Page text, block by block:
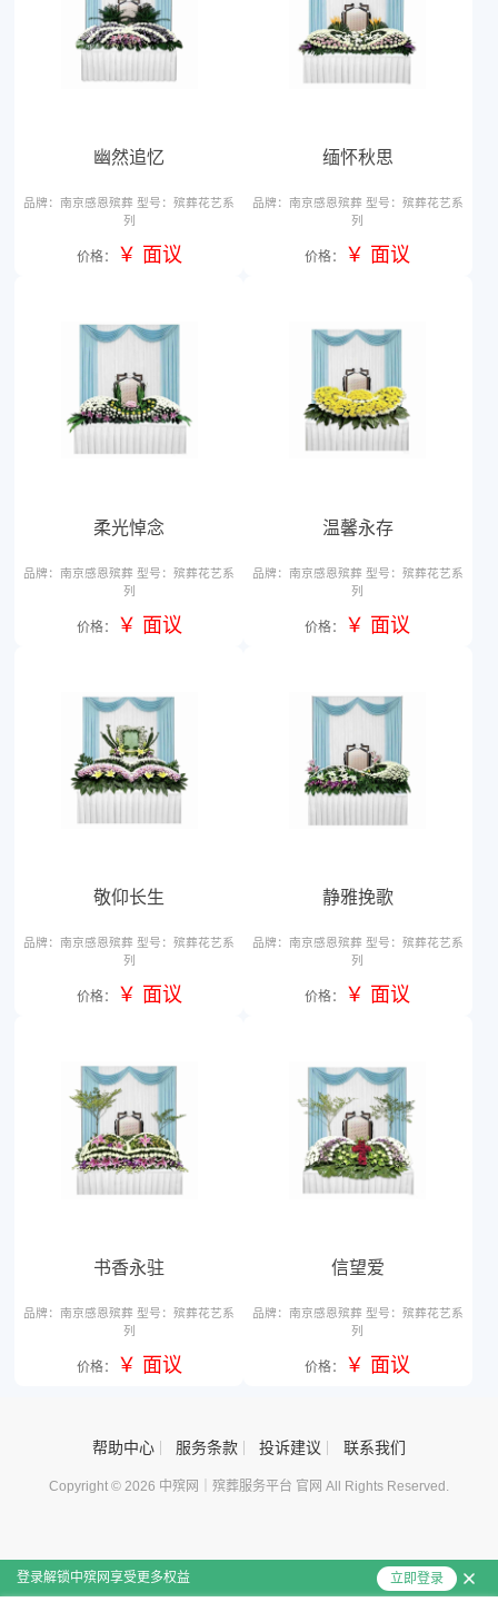
幽然追忆
品牌：南京感恩殡葬 型号：殡葬花艺系
列
价格： ￥ 面议
缅怀秋思
品牌：南京感恩殡葬 型号：殡葬花
列
价格： ￥ 面议
柔光悼念
品牌：南京感恩殡葬 型号：殡葬花艺系
价格： ￥ 面议
温馨永存
品牌：南京感恩殡葬 型号：殡葬花
价格： ￥ 面议
敬仰长生
价格： ￥ 面议
静雅挽歌
价格： ￥ 面议
书香永驻
价格： ￥ 面议
信望爱
价格： ￥ 面议
帮助中心 服务条款 投诉建议 联系我们
Copyright © 2026 中殡网｜殡葬服务平台 官网 All Rights Reserved.
登录解锁中殡网享受更多权益 立即登录